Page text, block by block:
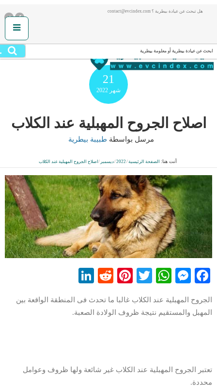
هل تبحث عن عيادة بيطرية ؟ contact@evcindex.com
ابحث عن عيادة بيطرية أو معلومة بيطرية
21
شهر 2022
اصلاح الجروح المهبلية عند الكلاب
مرسل بواسطة طبيبة بيطرية
أنت هنا: الصفحة الرئيسية/
2022
/ديسمبر /اصلاح الجروح المهبلية عند الكلاب
Facebook
Messenger
WhatsApp
Twitter
Pinterest
Reddit
الجروح المهبلية عند الكلاب غالبا ما تحدث فى المنطقة الواقعة بين
المهبل والمستقيم نتيجة ظروف الولادة الصعبة.
تعتبر الجروح المهبلية عند الكلاب غير شائعة ولها ظروف وعوامل
محددة.